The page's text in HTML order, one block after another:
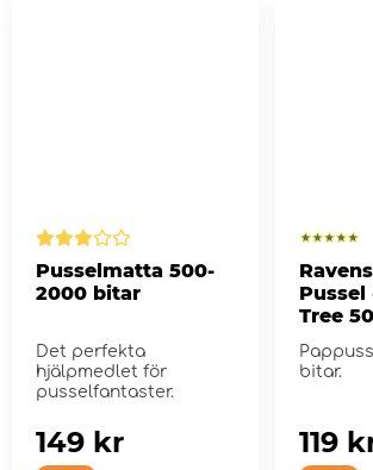
Pusselmatta 500-
2000 bitar
Det perfekta
hjälpmedlet för
pusselfantaster.
149 kr
Pussel
Tree
bitar.
119